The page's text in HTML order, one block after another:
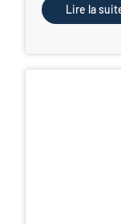
Lire la